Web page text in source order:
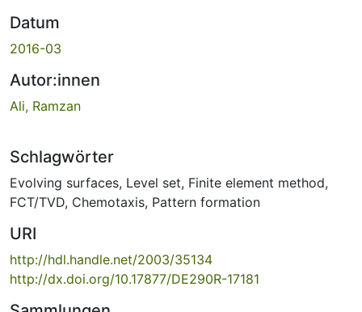
Datum
2016-03
Autor:innen
Ali, Ramzan
Schlagwörter
Evolving surfaces, Level set, Finite element method,
FCT/TVD, Chemotaxis, Pattern formation
URI
http://hdl.handle.net/2003/35134
http://dx.doi.org/10.17877/DE290R-17181